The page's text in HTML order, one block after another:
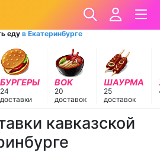
едув Екатеринбурге
БУРГЕРЫ
24
доставки
ВОК
20
доставок
ШАУРМА
25
доставок
кавказской